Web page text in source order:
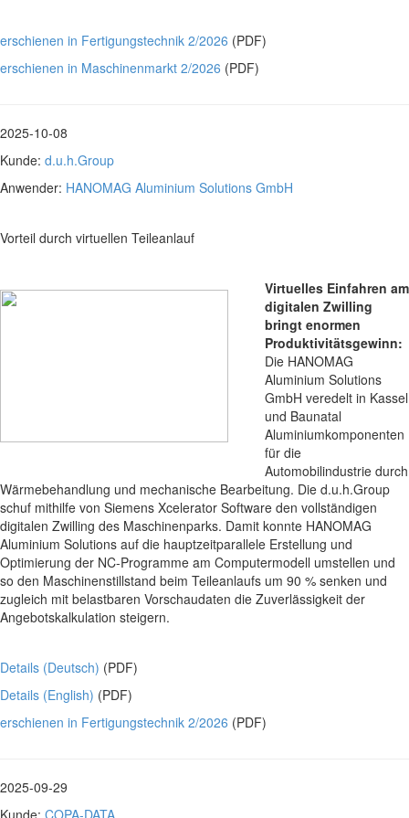
erschienen in Fertigungstechnik 2/2026 (PDF)
erschienen in Maschinenmarkt 2/2026 (PDF)
2025-10-08
Kunde: d.u.h.Group
Anwender: HANOMAG Aluminium Solutions GmbH
Vorteil durch virtuellen Teileanlauf
Virtuelles Einfahren am
digitalen Zwilling
bringt enormen
Produktivitätsgewinn:
Die HANOMAG
Aluminium Solutions
GmbH veredelt in Kassel
und Baunatal
Aluminiumkomponenten
für die
Automobilindustrie durch
Wärmebehandlung und mechanische Bearbeitung. Die d.u.h.Group
schuf mithilfe von Siemens Xcelerator Software den vollständigen
digitalen Zwilling des Maschinenparks. Damit konnte HANOMAG
Aluminium Solutions auf die hauptzeitparallele Erstellung und
Optimierung der NC-Programme am Computermodell umstellen und
so den Maschinenstillstand beim Teileanlaufs um 90 % senken und
zugleich mit belastbaren Vorschaudaten die Zuverlässigkeit der
Angebotskalkulation steigern.
Details (Deutsch) (PDF)
Details (English) (PDF)
erschienen in Fertigungstechnik 2/2026 (PDF)
2025-09-29
Kunde: COPA-DATA